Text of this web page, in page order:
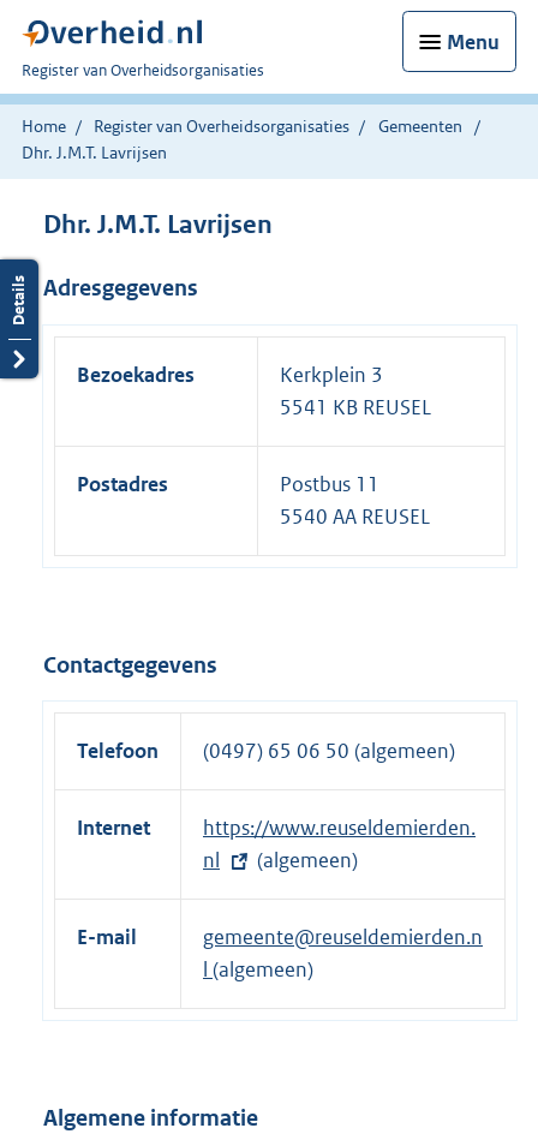
Menu
U
bent
nu
hier:
Register van Overheidsorganisaties
Home Register van Overheidsorganisaties
Gemeenten
Dhr. J.M.T. Lavrijsen
Dhr. J.M.T. Lavrijsen
Adresgegevens
Bezoekadres
Kerkplein 3
5541 KB REUSEL
Postadres
Postbus 11
5540 AA REUSEL
Contactgegevens
Telefoon (0497) 65 06 50 (algemeen)
Internet
E
x
t
r
e
n
https://www.reuseldemierden.
nl
(algemeen)
E-mail
gemeente@reuseldemierden.n
l (algemeen)
Algemene informatie